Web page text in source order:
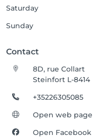
Saturday
Sunday
Contact
8D, rue Collart
Steinfort L-8414
+35226305085
Open web page
Open Facebook